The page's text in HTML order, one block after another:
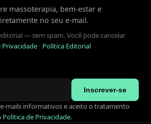
massoterapia, bem-estar e
no seu e-mail.
— sem spam. Você pode cancelar
Privacidade · Política Editorial
Inscrever-se
mails informativos e aceito o tratamento
Política de Privacidade.